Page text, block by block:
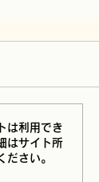
は利用でき
はサイト所
ださい。